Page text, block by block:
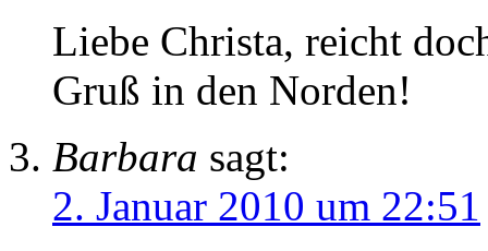
Liebe Christa, reicht
Gruß in den Norden!
Barbara sagt:
2. Januar 2010 um 22:51